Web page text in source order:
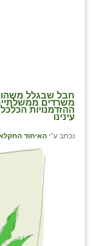
חבל שבגלל משהו
משרדים
ההזדמנויות
עינינו
נכתב ע"י האיחוד
גני עם
גני יהודה
גנות
חבצלת השרון